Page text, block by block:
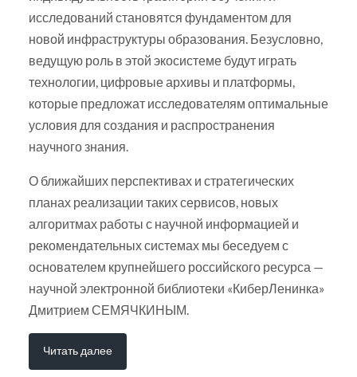
исследований становятся фундаментом для
новой инфраструктуры образования. Безусловно,
ведущую роль в этой экосистеме будут играть
технологии, цифровые архивы и платформы,
которые предложат исследователям оптимальные
условия для создания и распространения
научного знания.
О ближайших перспективах и стратегических
планах реализации таких сервисов, новых
алгоритмах работы с научной информацией и
рекомендательных системах мы беседуем с
основателем крупнейшего российского ресурса —
научной электронной библиотеки «КиберЛенинка»
Дмитрием СЕМЯЧКИНЫМ.
Читать далее